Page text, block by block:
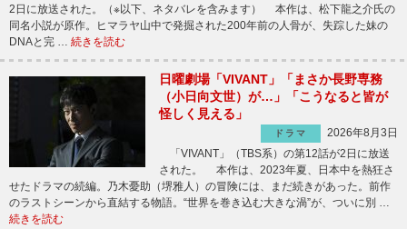
2日に放送された。（※以下、ネタバレを含みます） 本作は、松下龍之介氏の
同名小説が原作。ヒマラヤ山中で発掘された200年前の人骨が、失踪した妹の
DNAと完 … 続きを読む
日曜劇場「VIVANT」「まさか長野専務
（小日向文世）が…」「こうなると皆が
怪しく見える」
ドラマ
2026年8月3日
「VIVANT」（TBS系）の第12話が2日に放送
された。 本作は、2023年夏、日本中を熱狂さ
せたドラマの続編。乃木憂助（堺雅人）の冒険には、まだ続きがあった。前作
のラストシーンから直結する物語。“世界を巻き込む大きな渦”が、ついに別 …
続きを読む